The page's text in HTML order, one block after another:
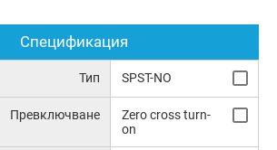
Спецификация
Тип SPST-NO
Превключване
Zero cross turn-
on